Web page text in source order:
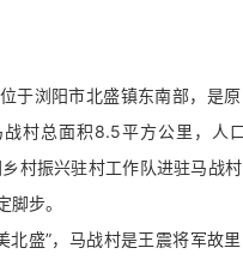
浏阳市北盛镇东南部，是原
村总面积8.5平方公里，人
村振兴驻村工作队进驻马战
脚步。
盛”，马战村是王震将军故里